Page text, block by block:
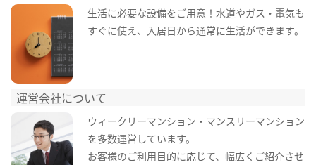
生活に必要な設備をご用意！水道やガス・電気も
すぐに使え、入居日から通常に生活ができます。
運営会社について
ウィークリーマンション・マンスリーマンション
を多数運営しています。
お客様のご利用目的に応じて、幅広くご紹介させ